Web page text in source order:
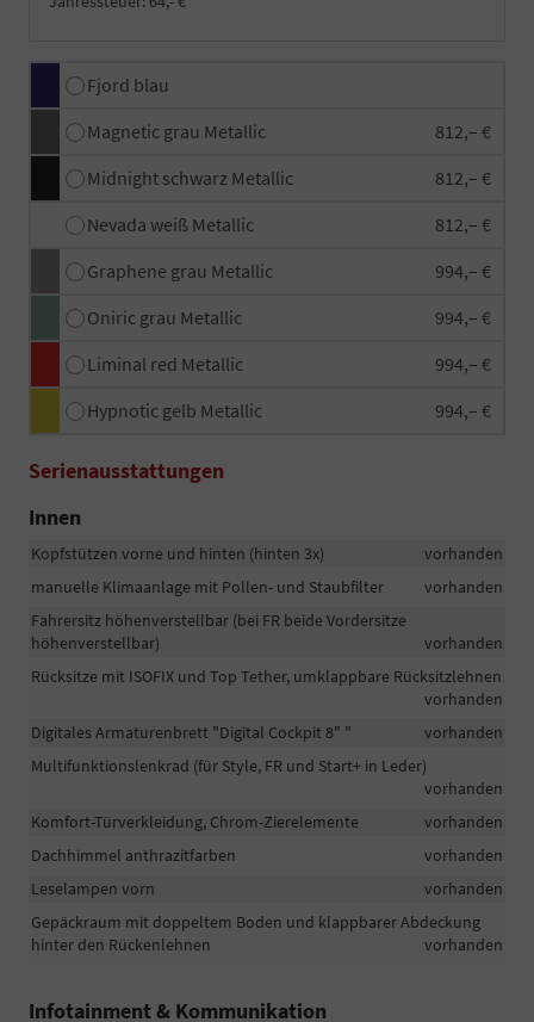
Fjord blau
Magnetic grau Metallic
812,– €
Midnight schwarz Metallic
812,– €
Nevada weiß Metallic
812,– €
Graphene grau Metallic
994,– €
Oniric grau Metallic
994,– €
Liminal red Metallic
994,– €
Hypnotic gelb Metallic
994,– €
Serienausstattungen
Innen
Kopfstützen vorne und hinten (hinten 3x)
vorhanden
manuelle Klimaanlage mit Pollen- und Staubfilter
vorhanden
Fahrersitz höhenverstellbar (bei FR beide Vordersitze
höhenverstellbar)
vorhanden
Rücksitze mit ISOFIX und Top Tether, umklappbare Rücksitzlehnen
vorhanden
Digitales Armaturenbrett "Digital Cockpit 8" "
vorhanden
Multifunktionslenkrad (für Style, FR und Start+ in Leder)
vorhanden
Komfort-Türverkleidung, Chrom-Zierelemente
vorhanden
Dachhimmel anthrazitfarben
vorhanden
Leselampen vorn
vorhanden
Gepäckraum mit doppeltem Boden und klappbarer Abdeckung
hinter den Rückenlehnen
vorhanden
Infotainment & Kommunikation